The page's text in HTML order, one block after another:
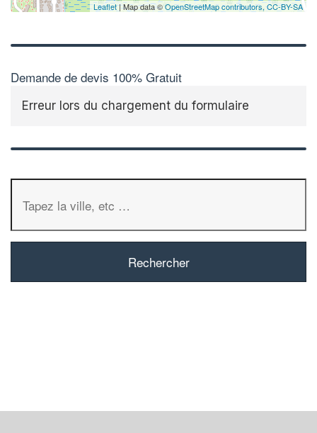
Leaflet| Map data ©OpenStreetMap contributors,CC-BY-SA
Demande de devis 100% Gratuit
Erreur lors du chargement du formulaire